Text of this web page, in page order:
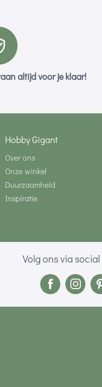
altijd voor je klaar!
Hobby Gigant
Over ons
Onze winkel
Duurzaamheid
Inspiratie
Volg ons via